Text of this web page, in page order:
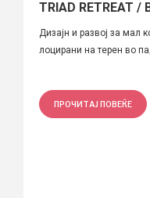
TRIAD RETREAT /
Дизајн и развој за мал
лоцирани на терен во
ПРОЧИТАЈ ПОВЕЌЕ